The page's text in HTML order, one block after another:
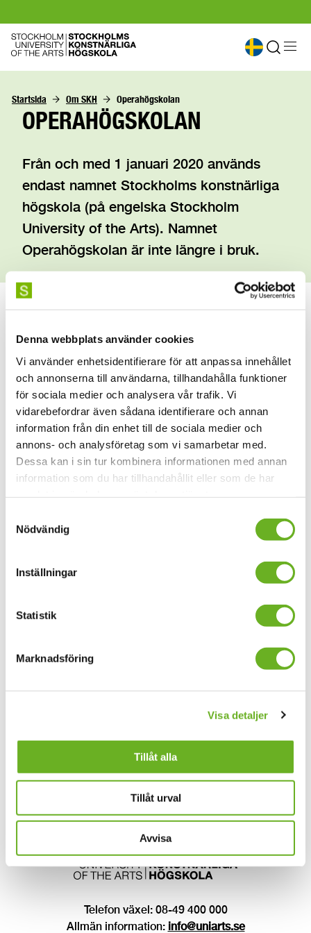
Denna webbplats använder cookies
Vi använder enhetsidentifierare för att anpassa innehållet
och annonserna till användarna, tillhandahålla funktioner
för sociala medier och analysera vår trafik. Vi
vidarebefordrar även sådana identifierare och annan
information från din enhet till de sociala medier och
annons- och analysföretag som vi samarbetar med.
Dessa kan i sin tur kombinera informationen med annan
information som du har tillhandahållit eller som de har
Nödvändig
Inställningar
Statistik
Marknadsföring
Visa detaljer
Tillåt alla
Tillåt urval
Avvisa
Startsida Om SKH Operahögskolan
OPERAHÖGSKOLAN
Från och med 1 januari 2020 används
endast namnet Stockholms konstnärliga
högskola (på engelska Stockholm
University of the Arts). Namnet
Operahögskolan är inte längre i bruk.
Gå tillstartsidan på uniarts.se.
Anmäl dig till våra
nyhetsbrev
Din mejladress
Elsa – klimatkalkylator
Butiken – böcker och skrifter
Beställ utbildningskatalog
Telefon växel: 08-49 400 000
Allmän information: info@uniarts.se